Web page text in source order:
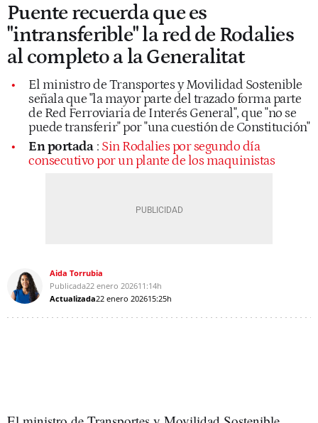
Puente recuerda que es
"intransferible" la red de Rodalies
al completo a la Generalitat
El ministro de Transportes y Movilidad Sostenible
señala que "la mayor parte del trazado forma parte
de Red Ferroviaria de Interés General", que "no se
puede transferir" por "una cuestión de Constitución"
En portada : Sin Rodalies por segundo día
consecutivo por un plante de los maquinistas
Aida Torrubia
Publicada22 enero 202611:14h
Actualizada22 enero 202615:25h